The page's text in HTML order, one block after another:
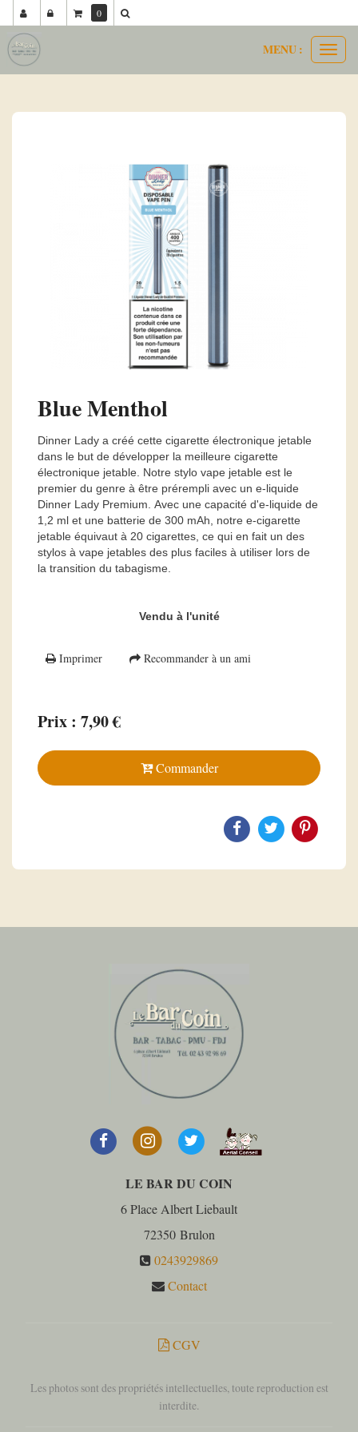
MENU :
dinner lady
Blue Menthol
Dinner Lady a créé cette cigarette électronique jetable
dans le but de développer la meilleure cigarette
électronique jetable. Notre stylo vape jetable est le
premier du genre à être prérempli avec un e-liquide
Dinner Lady Premium. Avec une capacité d'e-liquide de
1,2 ml et une batterie de 300 mAh, notre e-cigarette
jetable équivaut à 20 cigarettes, ce qui en fait un des
stylos à vape jetables des plus faciles à utiliser lors de
la transition du tabagisme.
Vendu à l'unité
Imprimer Recommander à un ami
Prix : 7,90 €
Commander
0
LE BAR DU COIN
6 Place Albert Liebault
72350 Brulon
0243929869
Contact
CGV
Les photos sont des propriétés intellectuelles, toute reproduction est
interdite.